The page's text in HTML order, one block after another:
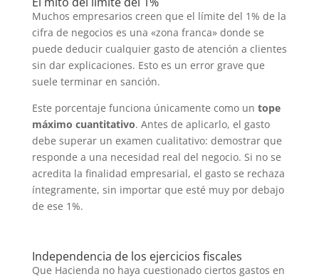
Muchos empresarios creen que el límite del 1% de la
cifra de negocios es una «zona franca» donde se
puede deducir cualquier gasto de atención a clientes
sin dar explicaciones. Esto es un error grave que
suele terminar en sanción.
Este porcentaje funciona únicamente como un tope
máximo cuantitativo. Antes de aplicarlo, el gasto
debe superar un examen cualitativo: demostrar que
responde a una necesidad real del negocio. Si no se
acredita la finalidad empresarial, el gasto se rechaza
íntegramente, sin importar que esté muy por debajo
de ese 1%.
Independencia de los ejercicios fiscales
Que Hacienda no haya cuestionado ciertos gastos en